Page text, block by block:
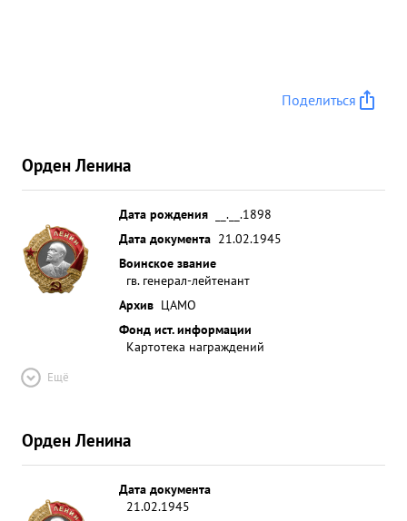
Поделиться
Орден Ленина
Дата рождения
__.__.1898
Дата документа 21.02.1945
Воинское звание
гв. генерал-лейтенант
Архив ЦАМО
Фонд ист. информации
Картотека награждений
Ещё
Орден Ленина
Дата документа
21.02.1945